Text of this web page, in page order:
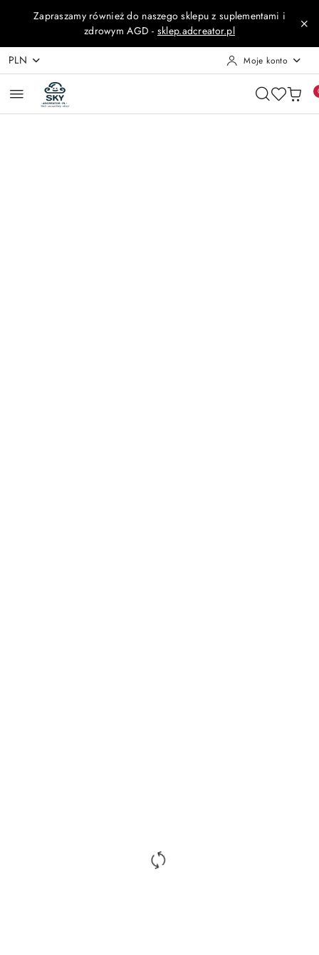
Przejdź do treści głównej
Przejdź do wyszukiwarki
Przejdź do moje konto
Przejdź do menu głównego
Przejdź do opisu produktu
Przejdź do stopki
Zapraszamy również do naszego sklepu z suplementami i
zdrowym AGD - sklep.adcreator.pl
PLN Moje konto